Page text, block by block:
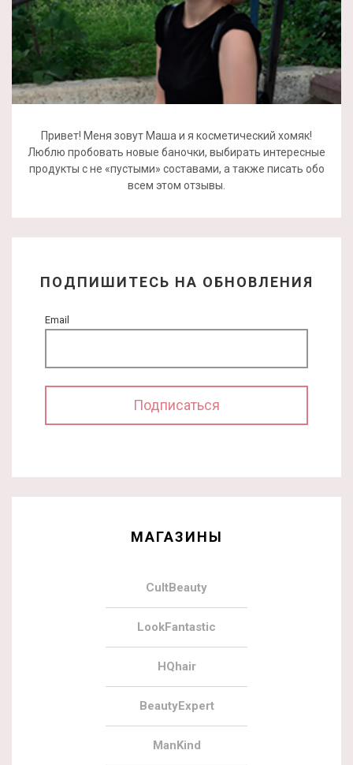
Привет! Меня зовут Маша и я косметический хомяк!
Люблю пробовать новые баночки, выбирать интересные
продукты с не «пустыми» составами, а также писать обо
всем этом отзывы.
ПОДПИШИТЕСЬ НА ОБНОВЛЕНИЯ
Email
МАГАЗИНЫ
CultBeauty
LookFantastic
HQhair
BeautyExpert
ManKind